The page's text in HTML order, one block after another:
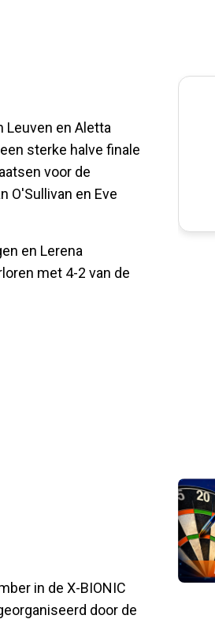
Leuven en Aletta
sterke halve finale
voor de
O'Sullivan en Eve
en Lerena
met 4-2 van de
in de X-BIONIC
door de